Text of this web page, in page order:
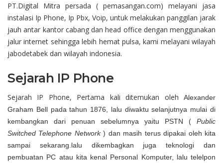
PT.Digital Mitra persada ( pemasangan.com) melayani jasa
instalasi Ip Phone, Ip Pbx, Voip, untuk melakukan panggilan jarak
jauh antar kantor cabang dan head office dengan menggunakan
jalur internet sehingga lebih hemat pulsa, kami melayani wilayah
jabodetabek dan wilayah indonesia.
Sejarah IP Phone
Sejarah IP Phone, Pertama kali ditemukan oleh Alexander
Graham Bell pada tahun 1876, lalu diwaktu selanjutnya mulai di
kembangkan dari penuan sebelumnya yaitu PSTN ( Public
Switched Telephone Network) dan masih terus dipakai oleh kita
sampai sekarang.lalu dikembagkan juga teknologi dan
pembuatan PC atau kita kenal Personal Komputer, lalu telelpon